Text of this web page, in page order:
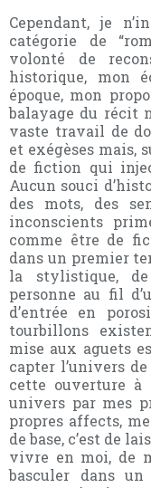
Cependant, je
catégorie de
volonté de
historique, mon
époque, mon
balayage du récit
vaste travail de
et exégèses mais,
de fiction qui
Aucun souci
des mots, des
inconscients
comme être de
dans un premier
la stylistique,
personne au fil
d’entrée en
tourbillons
mise aux aguets
capter l’univers
cette ouverture à
univers par mes
propres affects,
de base, c’est de
vivre en moi, de
basculer dans un